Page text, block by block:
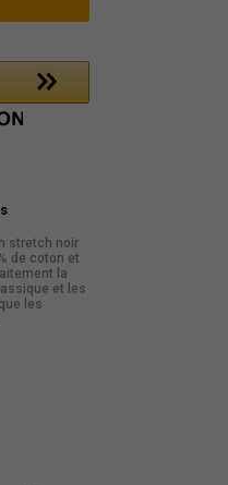
stretch noir
de coton et
la
et les
les